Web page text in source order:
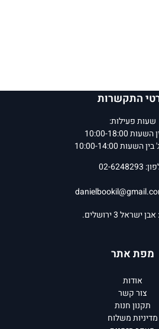
התקשרות
שעות פעילות:
10:00-18:00
10:00-14:00
6248293
3 ירושלים.
מפת אתר
אודות
צור קשר
תקנון חנות
מדיניות משלוח